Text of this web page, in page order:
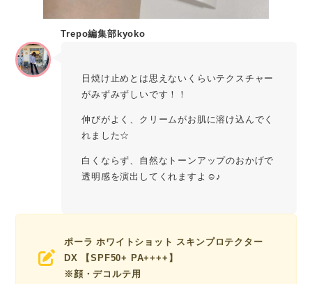
Trepo編集部kyoko
日焼け止めとは思えないくらいテクスチャー
がみずみずしいです！！
伸びがよく、クリームがお肌に溶け込んでく
れました☆
白くならず、自然なトーンアップのおかげで
透明感を演出してくれますよ☺♪
ポーラホワイトショット スキンプロテクター
DX
【SPF50+ PA++++】
※顔・デコルテ用